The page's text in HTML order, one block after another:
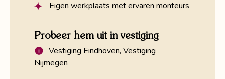
Eigen werkplaats met ervaren monteurs
Probeer hem uit in vestiging
Vestiging Eindhoven, Vestiging
Nijmegen